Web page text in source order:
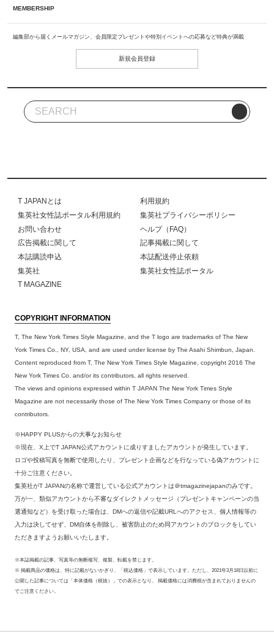
MEMBERSHIP
編集部から届くメールマガジン、会員限定プレゼントや特別イベントへの応募など特典が満載
新規会員登録
T JAPANとは
利用規約
集英社女性誌ポータル利用規約
集英社プライバシーポリシー
お問い合わせ
ヘルプ（FAQ）
広告掲載に関して
記事掲載に関して
本誌購読申込
本誌配送停止依頼
集英社
集英社女性誌ポータル
T MAGAZINE
COPYRIGHT INFORMATION
T, The New York Times Style Magazine, and the T logo are trademarks of The New
York Times Co., NY, USA, and are used under license by The Asahi Shimbun, Japan.
Content reproduced from T, The New York Times Style Magazine, copyright 2016 The
New York Times Co. and/or its contributors, all rights reserved.
The views and opinions expressed within T JAPAN The New York Times Style
Magazine are not necessarily those of The New York Times Company or those of its
contributors.
※HAPPY PLUSからの大事なお知らせ
※現在、X上でT JAPAN公式アカウントに成りすましたアカウントが発生しています。
ロゴや投稿写真を無断で使用したり、プレゼント企画などを行なっている偽アカウントに
十分ご注意ください。
集英社がT JAPANの名称で運営している公式アカウントは＠tmagazinejapanのみです。
万が一、類似アカウントから不審なダイレクトメッセージ（プレゼントキャンペーンの当
選通知など）を受け取った場合は、DMへの返信や記載URLへのアクセス、個人情報等の
入力は決してせず、DM自体を削除し、被害防止のため同アカウントのブロックをしてい
ただきますようお願いいたします。
※本誌掲載の記事、写真等の無断複写、複製、転載を禁じます。
※ 掲載商品の価格は、特に記載がないかぎり、「税込価格」で表示しています。ただし、2021年3月18日以前に
公開した記事については「本体価格（税抜）」での表示となり、 掲載価格には消費税が含まれておりませんの
でご注意ください。